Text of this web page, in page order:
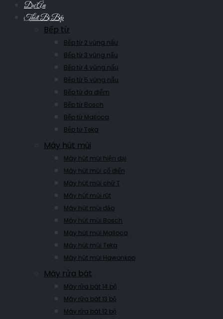
Dự Án
Thiết Bị Bếp
Bếp từ
Bếp từ 2 vùng nấu
Bếp từ 3 vùng nấu
Bếp từ 4 vùng nấu
Bếp từ 5 vùng nấu
Bếp từ đa điểm
Bếp từ Bosch
Bếp từ Malloca
Bếp từ Teka
Máy hút mùi
Máy hút mùi hiện đại
Máy hút mùi cổ điển
Máy hút mùi chữ T
Máy hút mùi rút
Máy hút mùi đảo
Máy hút mùi Bosch
Máy hút mùi Malloca
Máy hút mùi Teka
Máy hút mùi Hawonkoo
Máy rửa bát
Máy rửa bát 14 bộ
Máy rửa bát 13 bộ
Máy rửa bát 12 bộ